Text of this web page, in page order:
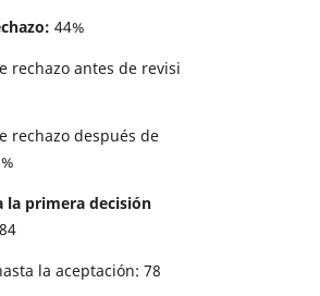
44%
antes de revisi
después de
la primera decisión
84
la aceptación: 78